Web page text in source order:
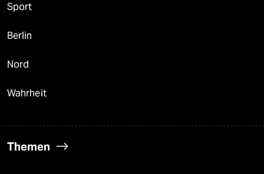
Sport
Berlin
Nord
Wahrheit
Themen